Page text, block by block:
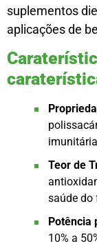
suplementos
aplicações de
Teor de
saúde do
Potência
10% a